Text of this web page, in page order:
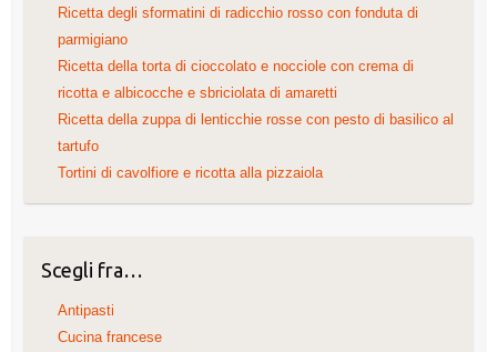
Ricetta degli sformatini di radicchio rosso con fonduta di
parmigiano
Ricetta della torta di cioccolato e nocciole con crema di
ricotta e albicocche e sbriciolata di amaretti
Ricetta della zuppa di lenticchie rosse con pesto di basilico al
tartufo
Tortini di cavolfiore e ricotta alla pizzaiola
Scegli fra…
Antipasti
Cucina francese